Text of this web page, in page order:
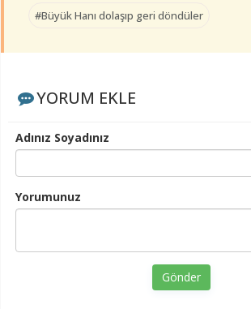
#Büyük Hanı dolaşıp geri döndüler
YORUM EKLE
Adınız Soyadınız
Yorumunuz
Gönder